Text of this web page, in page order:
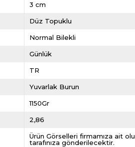
3 cm
Düz Topuklu
Normal Bilekli
Günlük
TR
Yuvarlak Burun
1150Gr
2,86
Ürün Görselleri firmamıza ait
tarafınıza gönderilecektir.